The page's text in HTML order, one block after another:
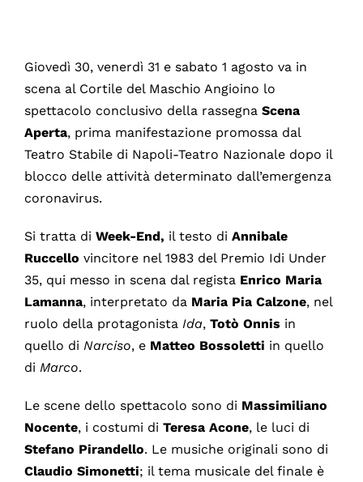
Giovedì 30, venerdì 31 e sabato 1 agosto va in
scena al Cortile del Maschio Angioino lo
spettacolo conclusivo della rassegnaScena
Aperta, prima manifestazione promossa dal
Teatro Stabile di Napoli-Teatro Nazionale dopo il
blocco delle attività determinato dall’emergenza
coronavirus.
Si tratta di Week-End, il testo di Annibale
Ruccello vincitore nel 1983 del Premio Idi Under
35, qui messo in scena dal regista Enrico Maria
Lamanna, interpretato da Maria Pia Calzone, nel
ruolo della protagonista Ida, Totò Onnis in
quello di Narciso, e Matteo Bossoletti in quello
di Marco.
Le scene dello spettacolo sono di Massimiliano
Nocente, i costumi di Teresa Acone, le luci di
Stefano Pirandello. Le musiche originali sono di
Claudio Simonetti; il tema musicale del finale è